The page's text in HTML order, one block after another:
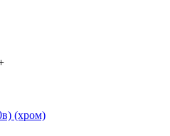
(хром)